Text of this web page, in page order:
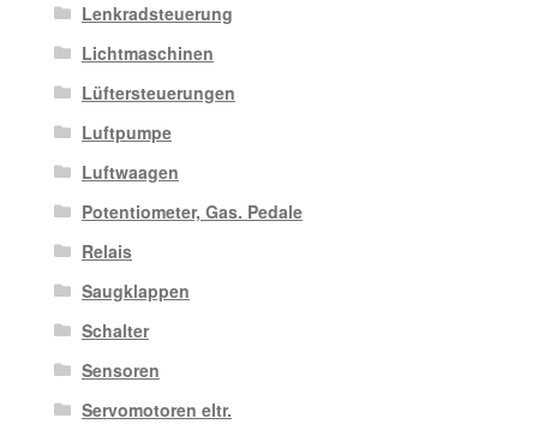
Lenkradsteuerung
Lichtmaschinen
Lüftersteuerungen
Luftpumpe
Luftwaagen
Potentiometer, Gas. Pedale
Relais
Saugklappen
Schalter
Sensoren
Servomotoren eltr.